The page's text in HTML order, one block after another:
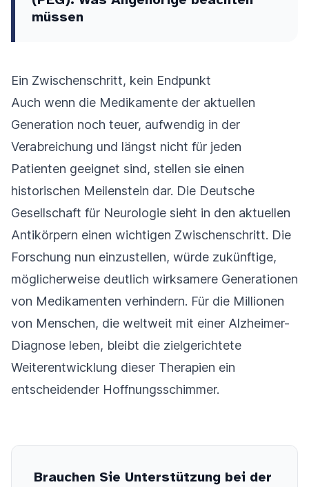
müssen
Ein Zwischenschritt, kein Endpunkt
Auch wenn die Medikamente der aktuellen
Generation noch teuer, aufwendig in der
Verabreichung und längst nicht für jeden
Patienten geeignet sind, stellen sie einen
historischen Meilenstein dar. Die Deutsche
Gesellschaft für Neurologie sieht in den aktuellen
Antikörpern einen wichtigen Zwischenschritt. Die
Forschung nun einzustellen, würde zukünftige,
möglicherweise deutlich wirksamere Generationen
von Medikamenten verhindern. Für die Millionen
von Menschen, die weltweit mit einer Alzheimer-
Diagnose leben, bleibt die zielgerichtete
Weiterentwicklung dieser Therapien ein
entscheidender Hoffnungsschimmer.
Brauchen Sie Unterstützung bei der